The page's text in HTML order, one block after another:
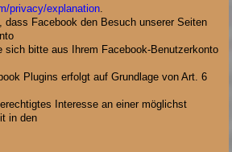
privacy/explanation.
dass Facebook den Besuch unserer Seiten
sich bitte aus Ihrem Facebook-Benutzerkonto
Plugins erfolgt auf Grundlage von Art. 6
Interesse an einer möglichst
in den